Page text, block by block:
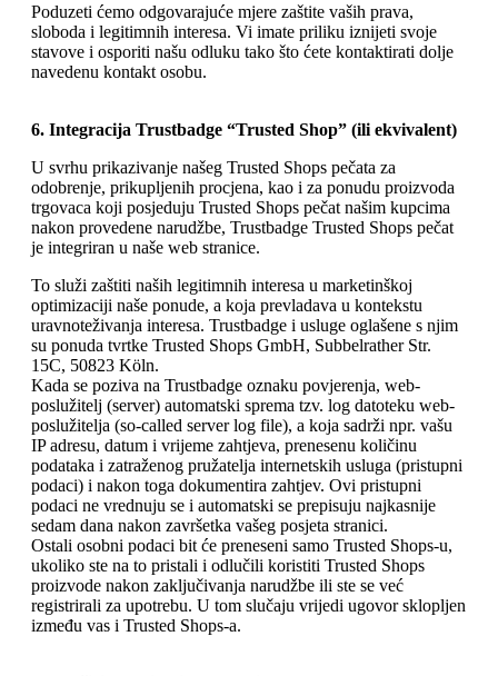
Poduzeti ćemo odgovarajuće mjere zaštite vaših prava,
sloboda i legitimnih interesa. Vi imate priliku iznijeti svoje
stavove i osporiti našu odluku tako što ćete kontaktirati dolje
navedenu kontakt osobu.
6. Integracija Trustbadge “Trusted Shop” (ili ekvivalent)
U svrhu prikazivanje našeg Trusted Shops pečata za
odobrenje, prikupljenih procjena, kao i za ponudu proizvoda
trgovaca koji posjeduju Trusted Shops pečat našim kupcima
nakon provedene narudžbe, Trustbadge Trusted Shops pečat
je integriran u naše web stranice.
To služi zaštiti naših legitimnih interesa u marketinškoj
optimizaciji naše ponude, a koja prevladava u kontekstu
uravnoteživanja interesa. Trustbadge i usluge oglašene s njim
su ponuda tvrtke Trusted Shops GmbH, Subbelrather Str.
15C, 50823 Köln.
Kada se poziva na Trustbadge oznaku povjerenja, web-
poslužitelj (server) automatski sprema tzv. log datoteku web-
poslužitelja (so-called server log file), a koja sadrži npr. vašu
IP adresu, datum i vrijeme zahtjeva, prenesenu količinu
podataka i zatraženog pružatelja internetskih usluga (pristupni
podaci) i nakon toga dokumentira zahtjev. Ovi pristupni
podaci ne vrednuju se i automatski se prepisuju najkasnije
sedam dana nakon završetka vašeg posjeta stranici.
Ostali osobni podaci bit će preneseni samo Trusted Shops-u,
ukoliko ste na to pristali i odlučili koristiti Trusted Shops
proizvode nakon zaključivanja narudžbe ili ste se već
registrirali za upotrebu. U tom slučaju vrijedi ugovor sklopljen
između vas i Trusted Shops-a.